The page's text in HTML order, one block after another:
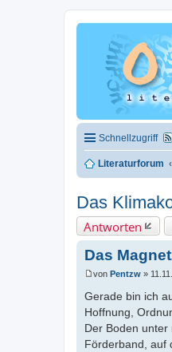
Schnellzugriff
Literaturforum
Das
Antworten
Das
i
t
a
g
von Pentzw »
Gerade bin ich
Hoffnung,
Der Boden
Förderband, auf